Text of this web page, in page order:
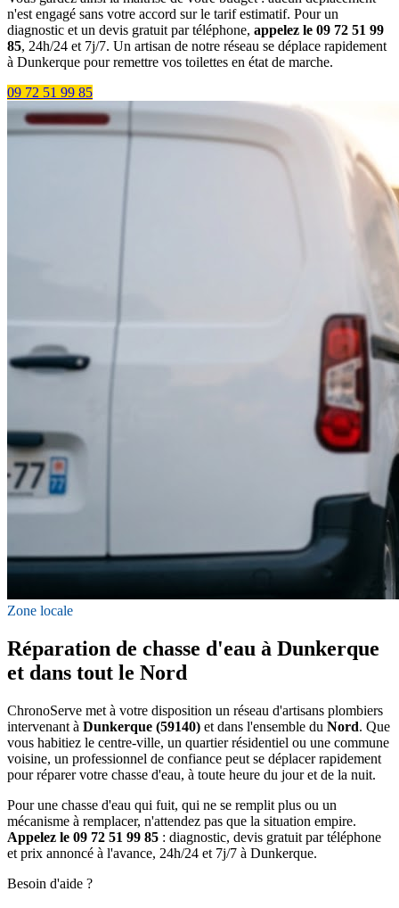
n'est engagé sans votre accord sur le tarif estimatif. Pour un
diagnostic et un devis gratuit par téléphone, appelez le 09 72 51 99
85, 24h/24 et 7j/7. Un artisan de notre réseau se déplace rapidement
à Dunkerque pour remettre vos toilettes en état de marche.
09 72 51 99 85
Zone locale
Réparation de chasse d'eau à Dunkerque
et dans tout le Nord
ChronoServe met à votre disposition un réseau d'artisans plombiers
intervenant à Dunkerque (59140) et dans l'ensemble du Nord. Que
vous habitiez le centre-ville, un quartier résidentiel ou une commune
voisine, un professionnel de confiance peut se déplacer rapidement
pour réparer votre chasse d'eau, à toute heure du jour et de la nuit.
Pour une chasse d'eau qui fuit, qui ne se remplit plus ou un
mécanisme à remplacer, n'attendez pas que la situation empire.
Appelez le 09 72 51 99 85 : diagnostic, devis gratuit par téléphone
et prix annoncé à l'avance, 24h/24 et 7j/7 à Dunkerque.
Besoin d'aide ?